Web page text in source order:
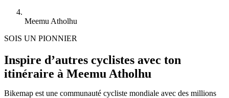
Meemu Atholhu
SOIS UN PIONNIER
Inspire d’autres cyclistes avec ton
itinéraire à Meemu Atholhu
Bikemap est une communauté cycliste mondiale avec des millions